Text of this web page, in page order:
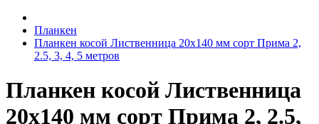
Планкен
Планкен косой Лиственница 20х140 мм сорт Прима 2,
2.5, 3, 4, 5 метров
Планкен косой Лиственница
20х140 мм сорт Прима 2, 2.5,